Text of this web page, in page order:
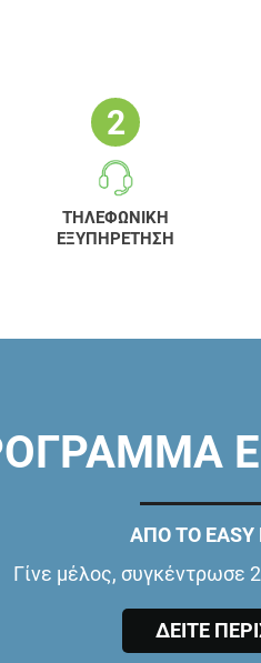
ΤΗΛΕΦΩΝΙΚΗ
ΕΞΥΠΗΡΕΤΗΣΗ
ΑΠΟ ΤΟ EASY
Γίνε μέλος, συγκέντρωσε
ΔΕΙΤΕ